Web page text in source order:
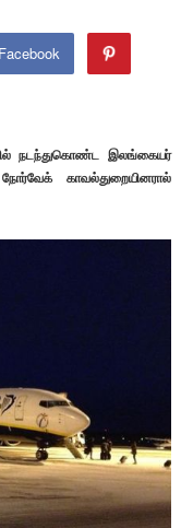
நடந்துகொண்ட இலங்கையர்
காவல்துறையினரால்